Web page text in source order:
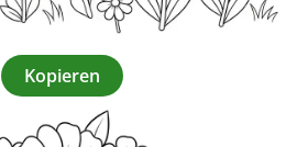
Kopieren